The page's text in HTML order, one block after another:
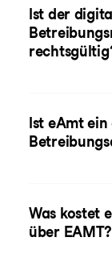
Ist der
Ist eAmt
Was kostet
über EAMT?